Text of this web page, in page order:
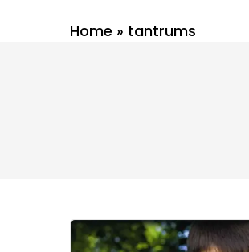
Home » tantrums